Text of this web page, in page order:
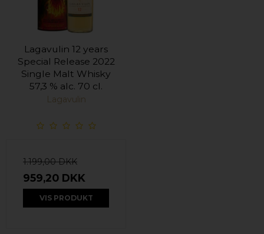
Lagavulin 12 years
Special Release 2022
Single Malt Whisky
57,3 % alc. 70 cl.
Lagavulin
1.199,00 DKK
959,20 DKK
VIS PRODUKT